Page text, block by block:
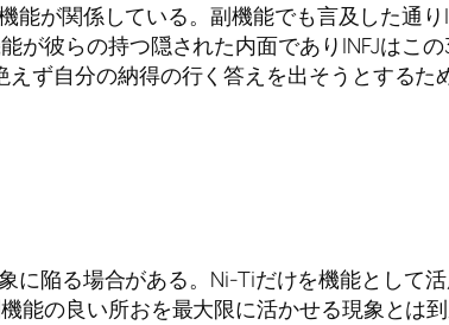
能が関係している。副機能でも言及した通
が彼らの持つ隠された内面でありINFJはこ
ず自分の納得の行く答えを出そうとするた
に陥る場合がある。Ni-Tiだけを機能として
能の良い所おを最大限に活かせる現象とは